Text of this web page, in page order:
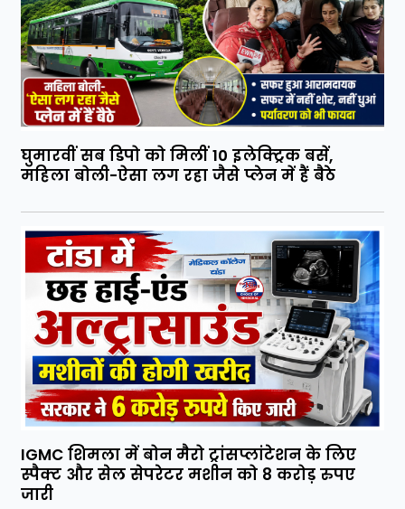
घुमारवीं सब डिपो को मिलीं 10 इलेक्ट्रिक बसें,
महिला बोली-ऐसा लग रहा जैसे प्लेन में हैं बैठे
IGMC शिमला में बोन मैरो ट्रांसप्लांटेशन के लिए
स्पैक्ट और सेल सेपरेटर मशीन को 8 करोड़ रुपए
जारी